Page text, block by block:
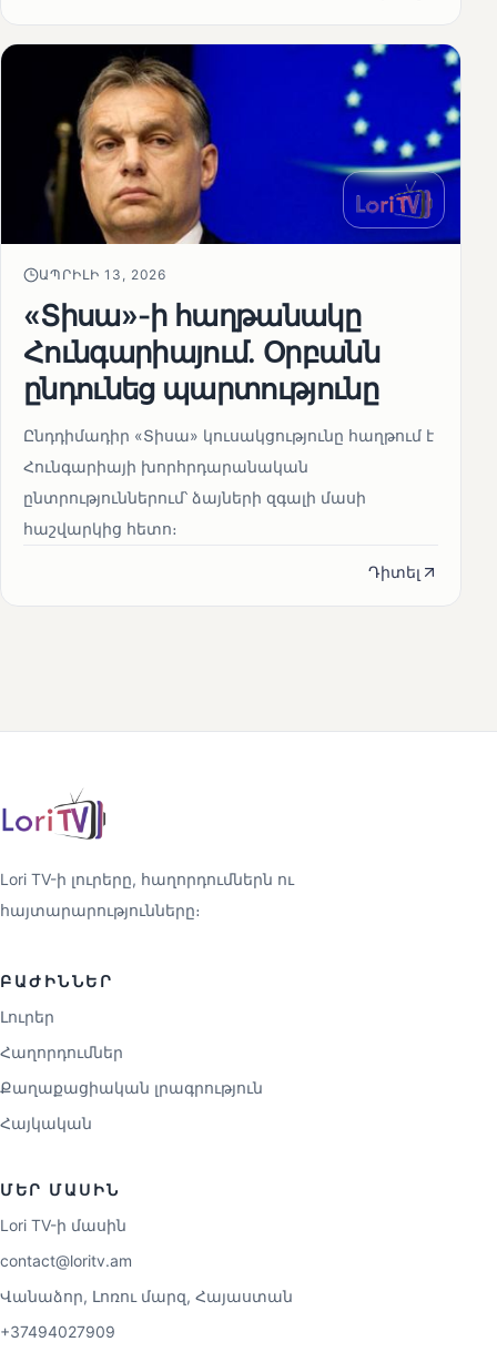
ԱՊՐԻԼԻ 13, 2026
«Տիսա»-ի հաղթանակը
Հունգարիայում․ Օրբանն
ընդունեց պարտությունը
Ընդդիմադիր «Տիսա» կուսակցությունը հաղթում է
Հունգարիայի խորհրդարանական
ընտրություններում՝ ձայների զգալի մասի
հաշվարկից հետո։
Դիտել
Lori TV-ի լուրերը, հաղորդումներն ու
հայտարարությունները։
ԲԱԺԻՆՆԵՐ
Լուրեր
Հաղորդումներ
Քաղաքացիական լրագրություն
Հայկական
ՄԵՐ ՄԱՍԻՆ
Lori TV-ի մասին
contact@loritv.am
Վանաձոր, Լոռու մարզ, Հայաստան
+37494027909